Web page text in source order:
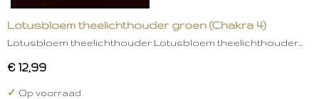
Lotusbloem theelichthouder groen (Chakra 4)
Lotusbloem theelichthouder Lotusbloem theelichthouder…
€ 12,99
✓ Op voorraad